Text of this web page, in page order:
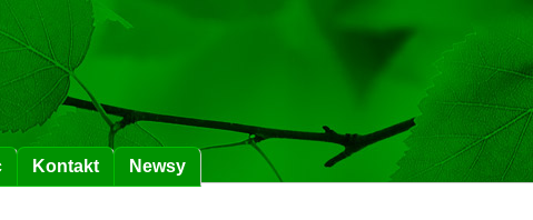
Kontakt
Newsy